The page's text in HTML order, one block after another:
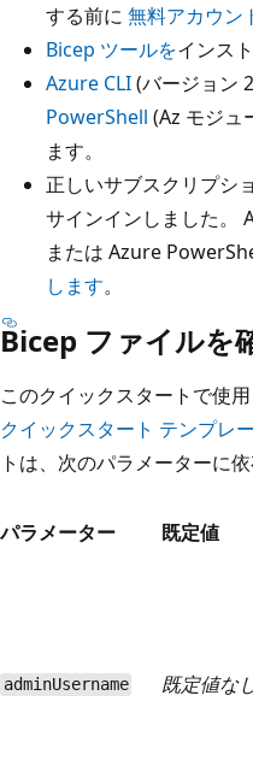
する前に 無料アカウン
Bicep ツールをインス
Azure CLI(バージョン
PowerShell (Az モジュ
ます。
正しいサブスクリプシ
サインインしました。
または Azure
します。
Bicep ファイルを
このクイックスタートで使
クイックスタート テンプレ
トは、次のパラメーターに依
パラメーター 既定値
adminUsername 既定値な